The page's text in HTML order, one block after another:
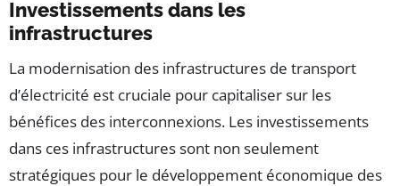
Investissements dans les
infrastructures
La modernisation des infrastructures de transport
d’électricité est cruciale pour capitaliser sur les
bénéfices des interconnexions. Les investissements
dans ces infrastructures sont non seulement
stratégiques pour le développement économique des